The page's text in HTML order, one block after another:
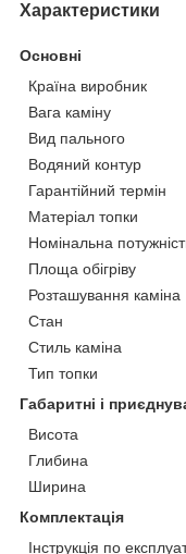
Характеристики
Основні
Країна виробник
Вага каміну
Вид пального
Водяний контур
Гарантійний термін
Матеріал топки
Номінальна
Площа обігріву
Розташування каміна
Стан
Стиль каміна
Тип топки
Габаритні і
Висота
Глибина
Ширина
Комплектація
Інструкція по